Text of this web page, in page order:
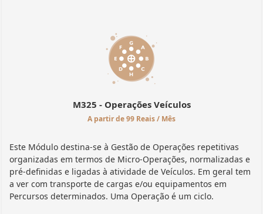
M325 - Operações Veículos
A partir de 99 Reais / Mês
Este Módulo destina-se à Gestão de Operações repetitivas
organizadas em termos de Micro-Operações, normalizadas e
pré-definidas e ligadas à atividade de Veículos. Em geral tem
a ver com transporte de cargas e/ou equipamentos em
Percursos determinados. Uma Operação é um ciclo.